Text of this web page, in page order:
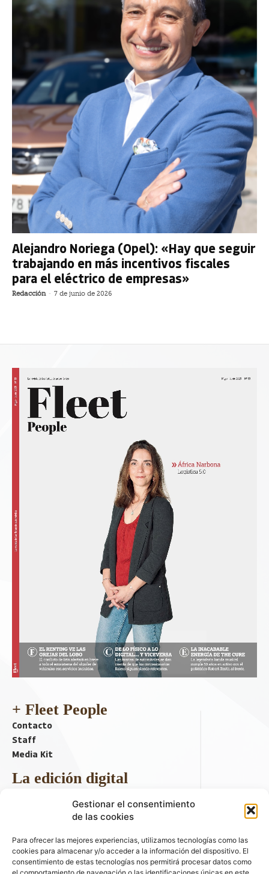
Gestionar el consentimiento
de las cookies
Para ofrecer las mejores experiencias, utilizamos tecnologías como las
cookies para almacenar y/o acceder a la información del dispositivo. El
consentimiento de estas tecnologías nos permitirá procesar datos como
Alejandro Noriega (Opel): «Hay que seguir
trabajando en más incentivos fiscales
para el eléctrico de empresas»
Redacción - 7 de junio de 2026
+ Fleet People
Contacto
Staff
Media Kit
La edición digital
Descargar último ejemplar
ir a hemeroteca
+ Contenido en redes sociales